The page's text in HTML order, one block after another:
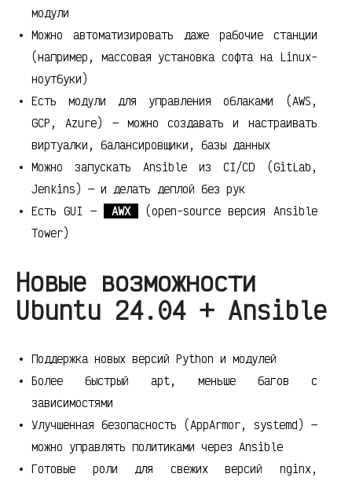
модули
Можно автоматизировать даже рабочие станции
(например, массовая установка софта на Linux-
ноутбуки)
Есть модули для управления облаками (AWS,
GCP, Azure) — можно создавать и настраивать
виртуалки, балансировщики, базы данных
Можно запускать Ansible из CI/CD (GitLab,
Jenkins) — и делать деплой без рук
Есть GUI —
AWX
(open-source версия Ansible
Tower)
Новые возможности
Ubuntu 24.04 + Ansible
Поддержка новых версий Python и модулей
Более быстрый apt, меньше багов с
зависимостями
Улучшенная безопасность (AppArmor, systemd) —
можно управлять политиками через Ansible
Готовые роли для свежих версий nginx,